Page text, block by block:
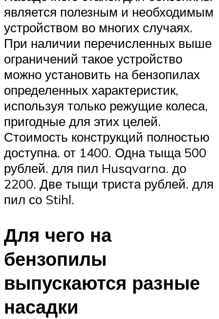
является полезным и необходимым
устройством во многих случаях.
При наличии перечисленных выше
ограничений такое устройство
можно установить на бензопилах
определенных характеристик,
используя только режущие колеса,
пригодные для этих целей.
Стоимость конструкций полностью
доступна. от 1400. Одна тыща 500
рублей. для пил Husqvarna. до
2200. Две тыщи триста рублей. для
пил со Stihl.
Для чего на
бензопилы
выпускаются разные
насадки